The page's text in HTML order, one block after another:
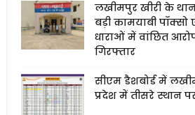
लखीमपुर खीरी के
बड़ी कामयाबी
धाराओं में वांछित
गिरफ्तार
सीएम डैशबोर्ड में
प्रदेश में तीसरे स्थान